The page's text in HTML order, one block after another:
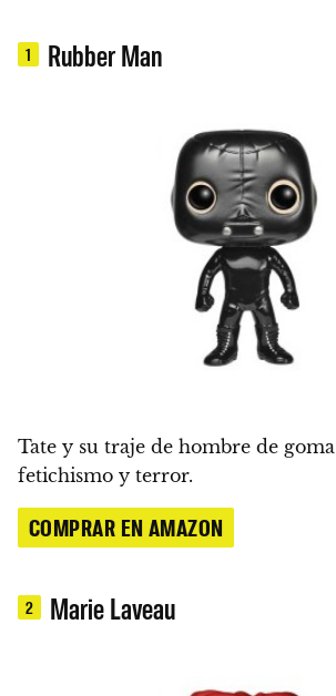
1 Rubber Man
Tate y su traje de hombre de
fetichismo y terror.
COMPRAR EN AMAZON
2 Marie Laveau